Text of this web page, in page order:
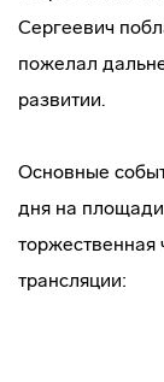
Сергеевич
пожелал
развитии.
Основные
дня на
торжественная
трансляции: